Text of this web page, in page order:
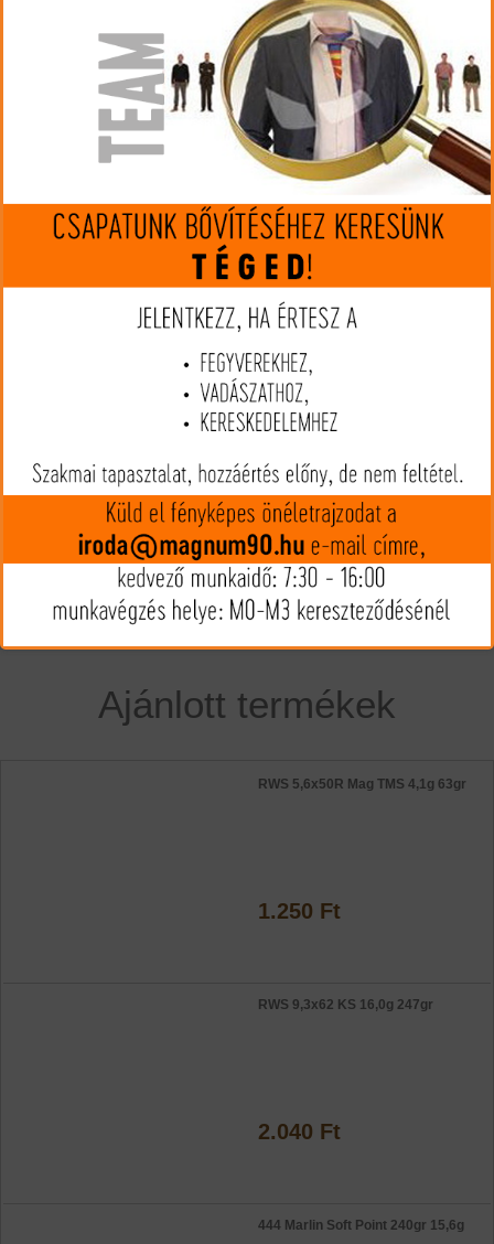
7mm Rem.Mag
MIP kártya jóváírás: 111Kártyát igényelek
Termék leírás
9,1g PSP Core Lokt
Felhívnánk figyelmét, hogy a terméknél interneten csak
vásárlási szándékát jelezheti, vásárlása csak személyes
átvétellel lehetséges!
(€ 3.86)
Megveszem
Az árak és készlet információk tájékoztató jellegűek, nyilvános
ajánlattételnek nem minősülnek!
Az árváltozás jogát fenntartjuk!
Ajánlott termékek
RWS 5,6x50R Mag TMS 4,1g 63gr
1.250 Ft
RWS 9,3x62 KS 16,0g 247gr
2.040 Ft
444 Marlin Soft Point 240gr 15,6g